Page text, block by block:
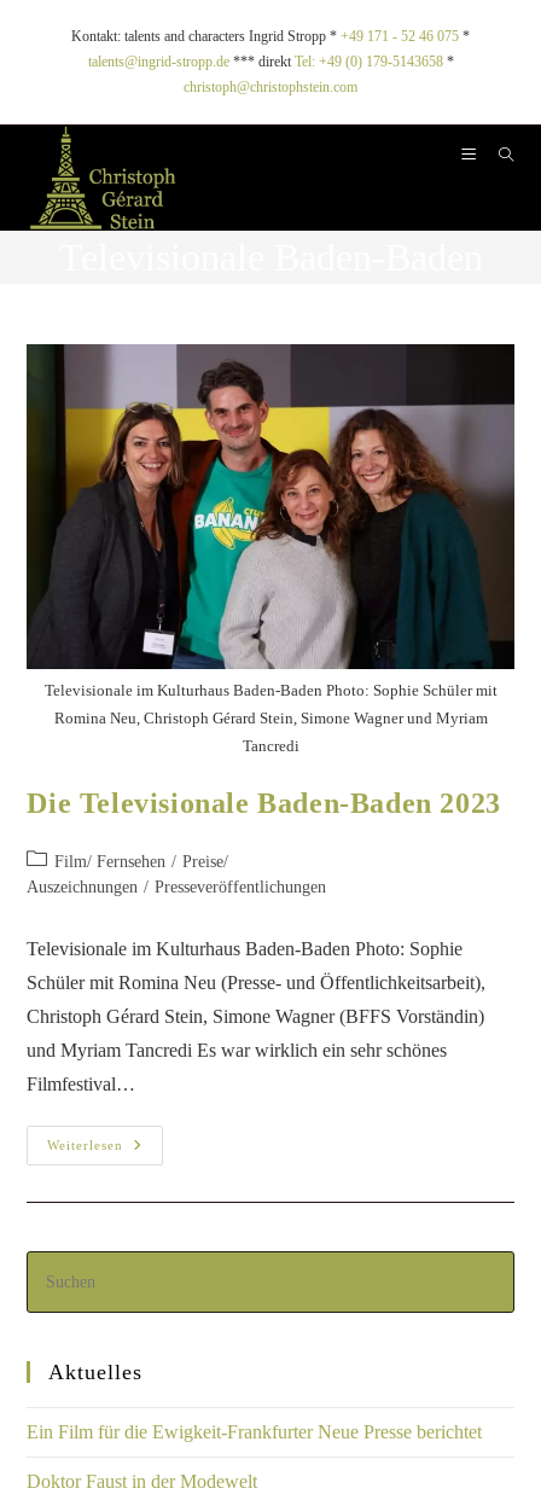
Kontakt: talents and characters Ingrid Stropp * +49 171 - 52 46 075 *
talents@ingrid-stropp.de*** direkt Tel: +49 (0) 179-5143658*
christoph@christophstein.com
Televisionale im Kulturhaus Baden-Baden Photo: Sophie Schüler mit
Romina Neu, Christoph Gérard Stein, Simone Wagner und Myriam
Tancredi
Die Televisionale Baden-Baden 2023
Film/ Fernsehen / Preise/
Auszeichnungen / Presseveröffentlichungen
Televisionale im Kulturhaus Baden-Baden Photo: Sophie
Schüler mit Romina Neu (Presse- und Öffentlichkeitsarbeit),
Christoph Gérard Stein, Simone Wagner (BFFS Vorständin)
und Myriam Tancredi Es war wirklich ein sehr schönes
Filmfestival…
Weiterlesen
Aktuelles
Ein Film für die Ewigkeit-Frankfurter Neue Presse berichtet
Doktor Faust in der Modewelt